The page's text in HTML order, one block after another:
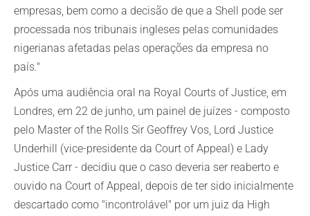
empresas, bem como a decisão de que a Shell pode ser
processada nos tribunais ingleses pelas comunidades
nigerianas afetadas pelas operações da empresa no
país."
Após uma audiência oral na Royal Courts of Justice, em
Londres, em 22 de junho, um painel de juízes - composto
pelo Master of the Rolls Sir Geoffrey Vos, Lord Justice
Underhill (vice-presidente da Court of Appeal) e Lady
Justice Carr - decidiu que o caso deveria ser reaberto e
ouvido na Court of Appeal, depois de ter sido inicialmente
descartado como "incontrolável" por um juiz da High